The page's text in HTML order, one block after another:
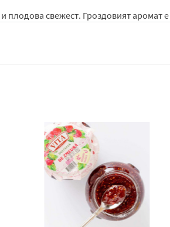
плодова свежест. Гроздовият аромат
удоволствие в ежедневието.
Русия, тел: +7 (495) 787-99-09, e-mail:
област Варна, България, тел: